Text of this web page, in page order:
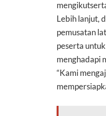
Lebih lanjut,
pemusatan
peserta
menghadapi
“Kami